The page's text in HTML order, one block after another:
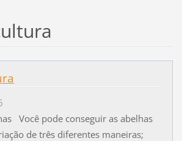
Você pode conseguir as abelhas
de três diferentes maneiras;